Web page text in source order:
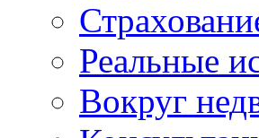
Реальные
Вокруг